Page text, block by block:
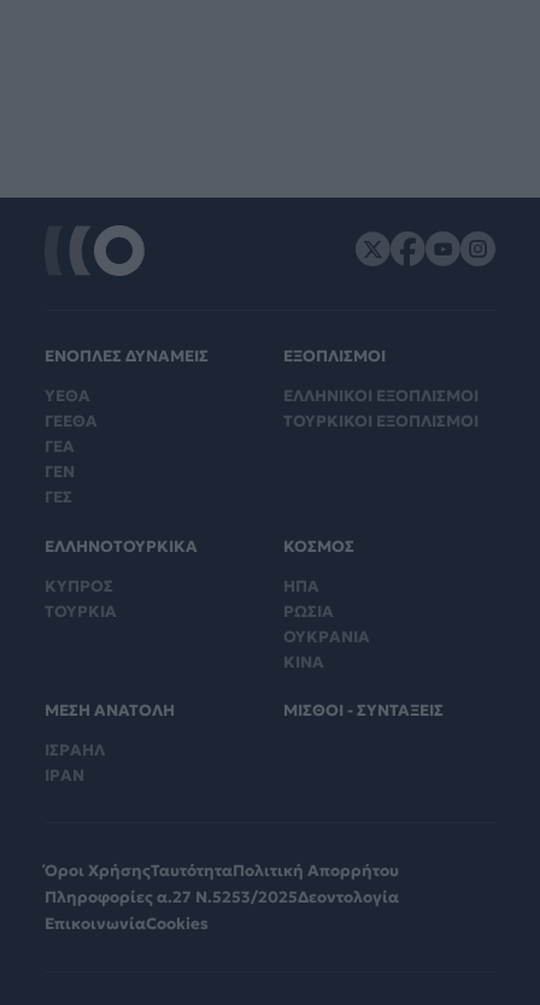
ΕΝΟΠΛΕΣ ΔΥΝΑΜΕΙΣ
ΥΕΘΑ
ΓΕΕΘΑ
ΓΕΑ
ΓΕΝ
ΓΕΣ
ΕΞΟΠΛΙΣΜΟΙ
ΕΛΛΗΝΙΚΟΙ ΕΞΟΠΛΙΣΜΟΙ
ΤΟΥΡΚΙΚΟΙ ΕΞΟΠΛΙΣΜΟΙ
ΕΛΛΗΝΟΤΟΥΡΚΙΚΑ
ΚΥΠΡΟΣ
ΤΟΥΡΚΙΑ
ΚΟΣΜΟΣ
ΗΠΑ
ΡΩΣΙΑ
ΟΥΚΡΑΝΙΑ
ΚΙΝΑ
ΜΕΣΗ ΑΝΑΤΟΛΗ
ΙΣΡΑΗΛ
ΙΡΑΝ
ΜΙΣΘΟΙ - ΣΥΝΤΑΞΕΙΣ
Όροι ΧρήσηςΤαυτότηταΠολιτική Απορρήτου
Πληροφορίες α.27 Ν.5253/2025Δεοντολογία
ΕπικοινωνίαCookies